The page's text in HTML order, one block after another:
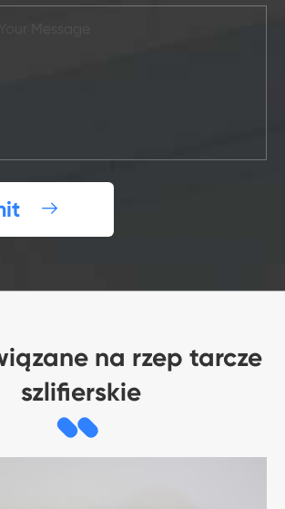

na rzep tarcze
szlifierskie